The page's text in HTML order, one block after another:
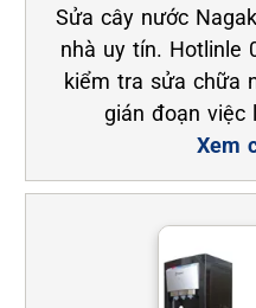
Sửa cây nước
nhà uy tín. Hotlinle
kiểm tra sửa chữa
gián đoạn việc
Xem